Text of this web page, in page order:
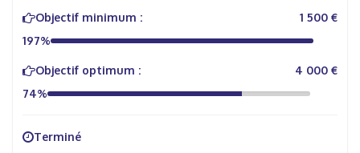
Objectif minimum :
1 500 €
197%
Objectif optimum :
4 000 €
74%
Terminé